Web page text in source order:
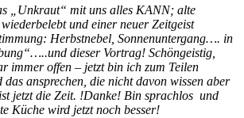
„Unkraut“ mit uns alles KANN; alte
und einer neuer Zeitgeist
Herbstnebel, Sonnenuntergang…. in
dieser Vortrag! Schöngeistig,
immer offen – jetzt bin ich zum Teilen
das ansprechen, die nicht davon wissen aber
jetzt die Zeit. !Danke! Bin sprachlos und
Küche wird jetzt noch besser!